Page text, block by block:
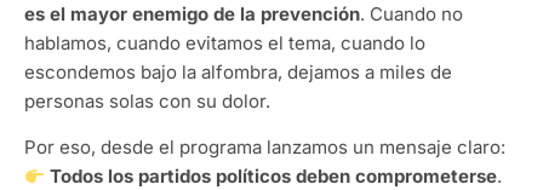
es el mayor enemigo de la prevención. Cuando no
hablamos, cuando evitamos el tema, cuando lo
escondemos bajo la alfombra, dejamos a miles de
personas solas con su dolor.
Por eso, desde el programa lanzamos un mensaje claro:
Todos los partidos políticos deben comprometerse.